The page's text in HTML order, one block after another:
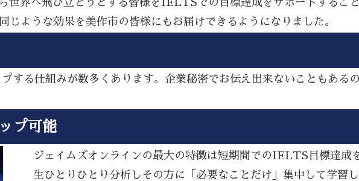
世界へ飛び立とうとする皆様をIELTSでの目標達成をサポートするこ
じような効果を美作市の皆様にもお届けできるようになりました。
する仕組みが数多くあります。企業秘密でお伝え出来ないこともある
プ可能
ジェイムズオンラインの最大の特徴は短期間でのIELTS目標達成
生ひとりひとり分析しその方に「必要なことだけ」集中して学習し